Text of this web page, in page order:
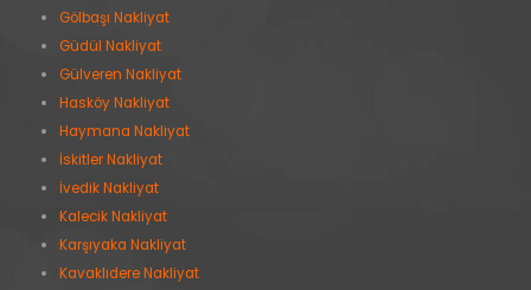
Gölbaşı Nakliyat
Güdül Nakliyat
Gülveren Nakliyat
Hasköy Nakliyat
Haymana Nakliyat
İskitler Nakliyat
İvedik Nakliyat
Kalecik Nakliyat
Karşıyaka Nakliyat
Kavaklıdere Nakliyat